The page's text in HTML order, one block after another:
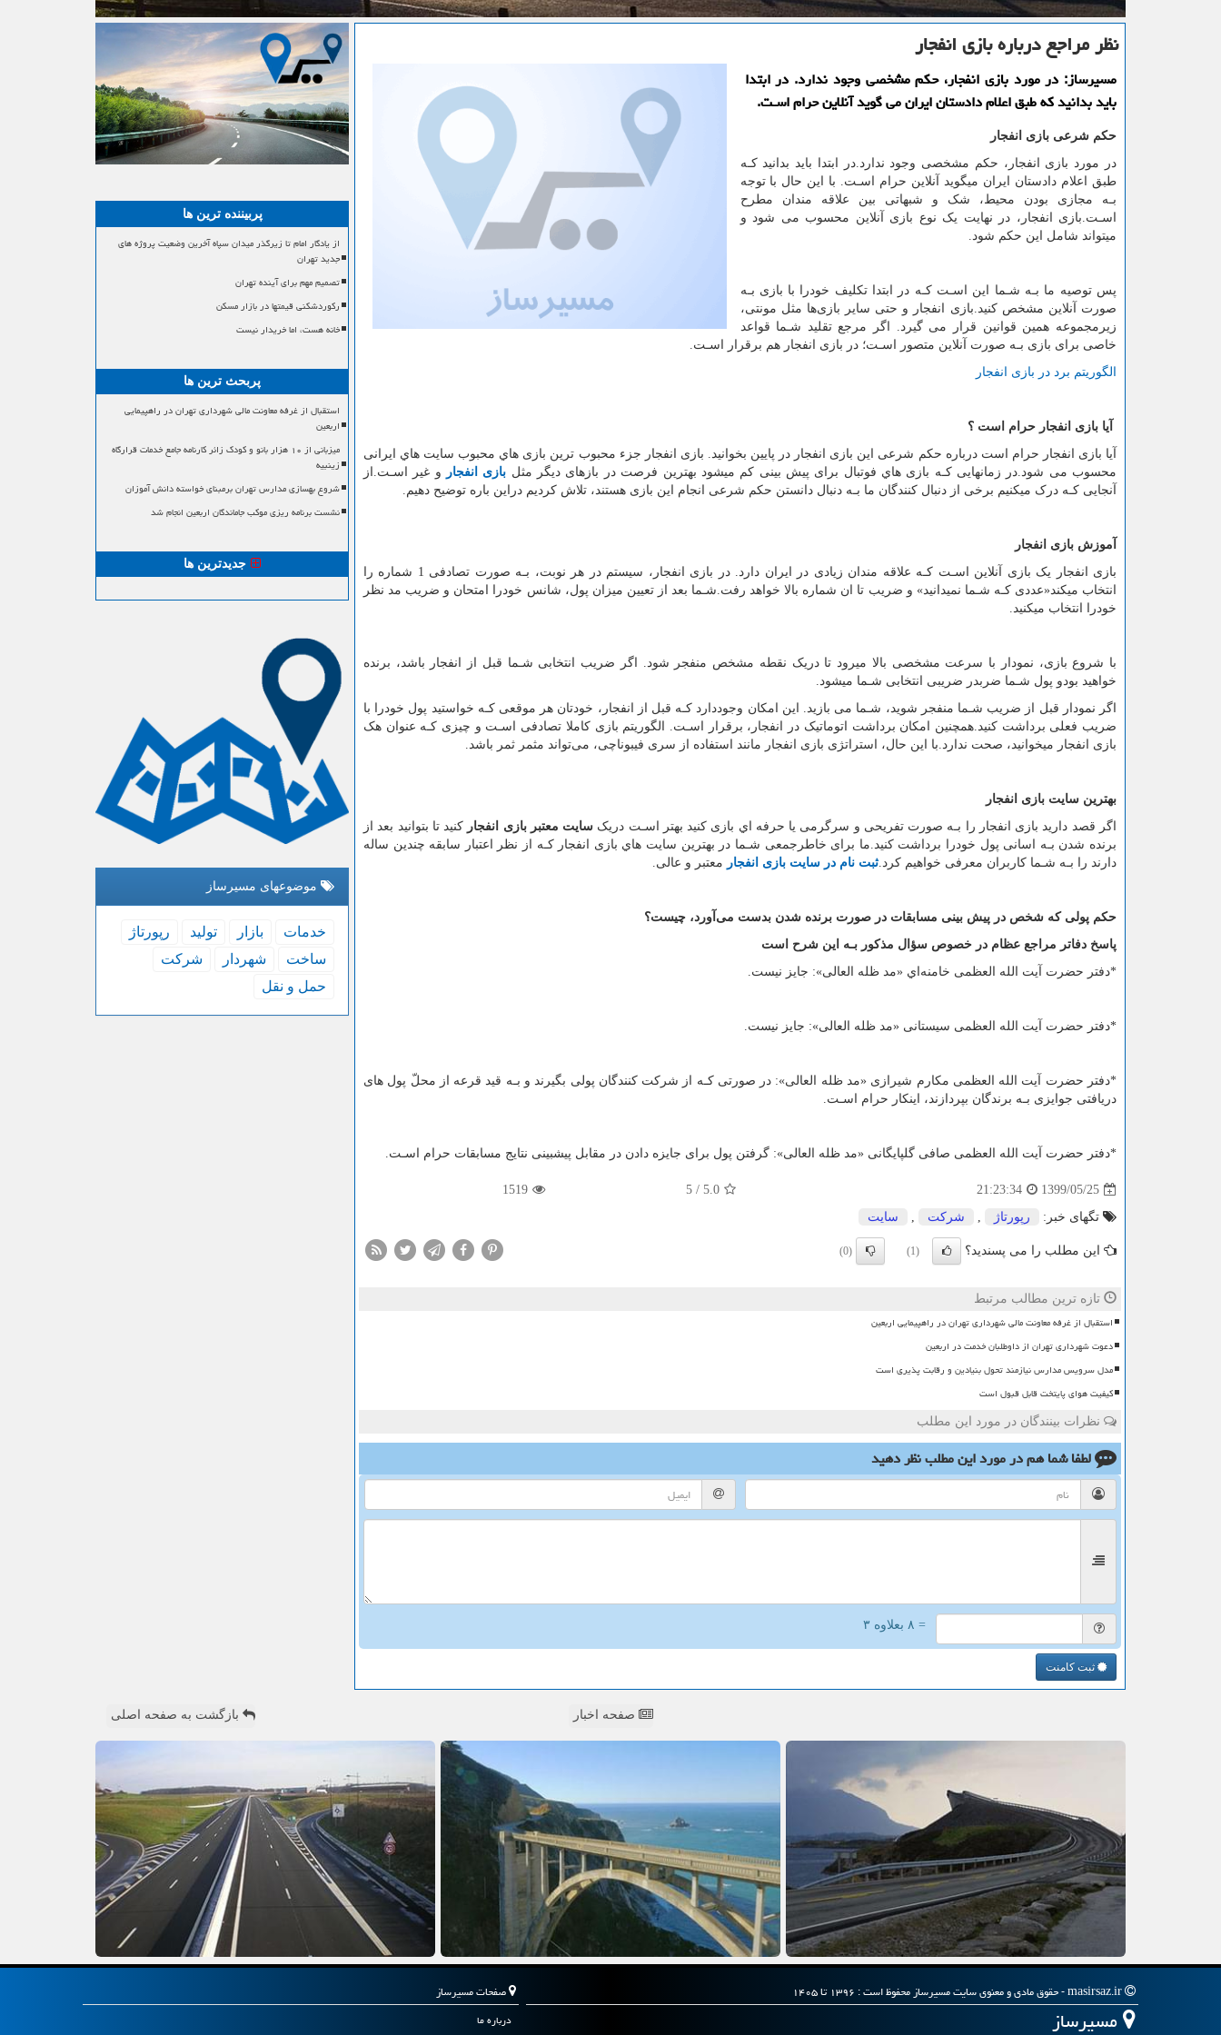
نظر مراجع درباره بازی انفجار
مسیرساز: در مورد بازی انفجار، حكم مشخصی وجود ندارد. در ابتدا
باید بدانید كه طبق اعلام دادستان ایران می گوید آنلاین حرام اسـت.
حکم شرعی بازی انفجار
در مورد بازی انفجار، حکم مشخصی وجود ندارد.در ابتدا باید بدانید کـه
طبق اعلام دادستان ایران میگوید آنلاین حرام اسـت. با این حال با توجه
بـه مجازی بودن محیط، شک و شبهاتی بین علاقه مندان مطرح
اسـت.بازی انفجار، در نهایت یک نوع بازی آنلاین محسوب می شود و
میتواند شامل این حکم شود
پس توصیه ما بـه شـما این اسـت کـه در ابتدا تکلیف خودرا با بازی بـه
صورت آنلاین مشخص کنید.بازی انفجار و حتی سایر بازی‌ها مثل مونتی،
زیرمجموعه همین قوانین قرار می گیرد. اگر مرجع تقلید شـما قواعد
خاصی برای بازی بـه صورت آنلاین متصور اسـت؛ در بازی انفجار هم برقرار اسـت
الگوریتم برد در بازی انفجار
آیا بازی انفجار حرام است ؟
آیا بازی انفجار حرام است درباره حکم شرعی این بازی انفجار در پایین بخوانید. بازی انفجار جزء محبوب ‌ترین بازی هاي‌ محبوب سایت هاي‌ ایرانی
محسوب می شود.در زمانهایی کـه بازی هاي‌ فوتبال برای پیش بینی کم میشود بهترین فرصت در بازهای دیگر مثل بازی انفجار
و غیر اسـت.از
آنجایی کـه درک میکنیم برخی از دنبال کنندگان ما بـه دنبال دانستن حکم شرعی انجام این بازی هستند، تلاش کردیم دراین باره توضیح دهیم
آموزش بازی انفجار
بازی انفجار یک بازی آنلاین اسـت کـه علاقه مندان زیادی در ایران دارد. در بازی انفجار، سیستم در هر نوبت، بـه صورت تصادفی 1 شماره را
انتخاب میکند«عددی کـه شـما نمیدانید» و ضریب تا ان شماره بالا خواهد رفت.شـما بعد از تعیین میزان پول، شانس خودرا امتحان و ضریب مد نظر
خودرا انتخاب میکنید
با شروع بازی، نمودار با سرعت مشخصی بالا میرود تا دریک نقطه مشخص منفجر شود. اگر ضریب انتخابی شـما قبل از انفجار باشد، برنده
خواهید بودو پول شـما ضربدر ضریبی انتخابی شـما میشود
اگر نمودار قبل از ضریب شـما منفجر شوید، شـما می بازید. این امکان وجوددارد کـه قبل از انفجار، خودتان هر موقعی کـه خواستید پول خودرا با
ضریب فعلی برداشت کنید.همچنین امکان برداشت اتوماتیک در انفجار، برقرار اسـت. الگوریتم بازی کاملا تصادفی اسـت و چیزی کـه عنوان هک
بازی انفجار میخوانید، صحت ندارد.با این حال، استراتژی بازی انفجار مانند استفاده از سری فیبوناچی، می‌تواند مثمر ثمر باشد
بهترین سایت بازی انفجار
اگر قصد دارید بازی انفجار را بـه صورت تفریحی و سرگرمی یا حرفه اي بازی کنید بهتر اسـت دریک سایت معتبر بازی انفجار کنید تا بتوانید بعد از
برنده شدن بـه اسانی پول خودرا برداشت کنید.ما برای خاطرجمعی شـما در بهترین سایت هاي‌ بازی انفجار کـه از نظر اعتبار سابقه چندین ساله
دارند را بـه شـما کاربران معرفی خواهیم کرد ثبت نام در سایت بازی انفجار معتبر و عالی
حکم پولی که شخص در پیش بینی مسابقات در صورت برنده شدن بدست می‌آورد، چیست؟
پاسخ دفاتر مراجع عظام در خصوص سؤال مذکور بـه این شرح است
*دفتر حضرت آیت الله العظمی خامنه‌اي «مد ظله العالی»: جایز نیست
*دفتر حضرت آیت الله العظمی سیستانی «مد ظله العالی»: جایز نیست
*دفتر حضرت آیت الله العظمی مکارم شیرازی «مد ظله العالی»: در صورتى کـه از شرکت کنندگان پولى بگیرند و بـه قید قرعه از محلّ پول هاى
دریافتى جوایزى بـه برندگان بپردازند، اینکار حرام اسـت
*دفتر حضرت آیت الله العظمی صافی گلپایگانی «مد ظله العالی»: گرفتن پول برای جایزه دادن در مقابل پیشبینی نتایج مسابقات حرام اسـت
1399/05/25
21:23:34
5.0
/
5
1519
تگهای خبر: رپورتاژ , شركت , سایت
این مطلب را می پسندید؟ (1)
(0)
تازه ترین مطالب مرتبط
استقبال از غرفه معاونت مالی شهرداری تهران در راهپیمایی اربعین
دعوت شهرداری تهران از داوطلبان خدمت در اربعین
مدل سرویس مدارس نیازمند تحول بنیادین و رقابت پذیری است
کیفیت هوای پایتخت قابل قبول است
نظرات بینندگان در مورد این مطلب
لطفا شما همدر مورد این مطلبنظر دهید
= ۸ بعلاوه ۳
ثبت کامنت
پربیننده ترین ها
از یادگار امام تا زیرگذر میدان سپاه آخرین وضعیت پروژه های
جدید تهران
تصمیم مهم برای آینده تهران
رکوردشکنی قیمتها در بازار مسکن
خانه هست، اما خریدار نیست
پربحث ترین ها
استقبال از غرفه معاونت مالی شهرداری تهران در راهپیمایی
اربعین
میزبانی از ۱۰ هزار بانو و کودک زائر کارنامه جامع خدمات قرارگاه
زینبیه
شروع بهسازی مدارس تهران برمبنای خواسته دانش آموزان
نشست برنامه ریزی موکب جاماندگان اربعین انجام شد
جدیدترین ها
موضوعهای مسیرساز
خدمات بازار تولید
رپورتاژ
ساخت
شهردار
شركت
حمل و نقل
صفحه اخبار بازگشت به صفحه اصلی
مسیرساز
صفحات مسیرساز
درباره ما